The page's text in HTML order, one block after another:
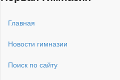
Главная
Новости гимназии
Поиск по сайту